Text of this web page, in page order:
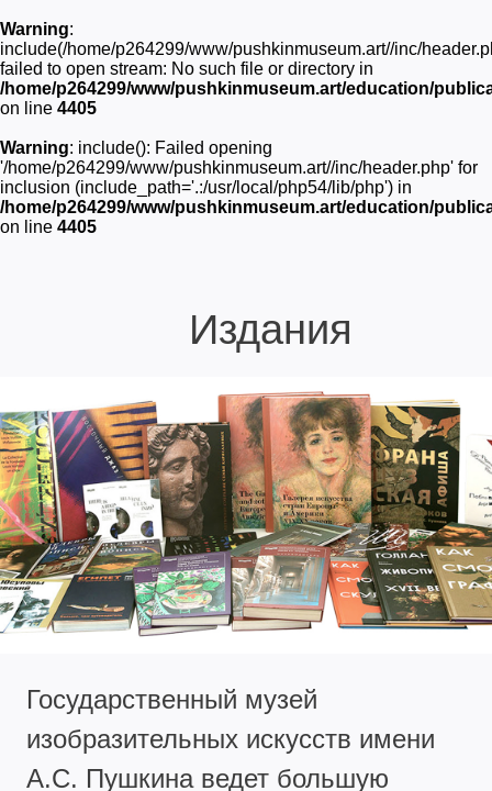
Warning:
include(/home/p264299/www/pushkinmuseum.art//inc/
failed to open stream: No such file or directory in
/home/p264299/www/pushkinmuseum.art/education/
on line 4405
Warning: include(): Failed opening
'/home/p264299/www/pushkinmuseum.art//inc/header.php' for
inclusion (include_path='.:/usr/local/php54/lib/php') in
/home/p264299/www/pushkinmuseum.art/education/
on line 4405
Издания
Государственный музей
изобразительных искусств имени
А.С. Пушкина ведет большую